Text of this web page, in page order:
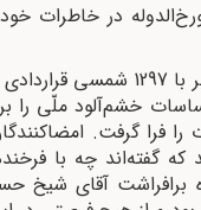
در خاطرات خود
«روز شنبه نهم اوت 1919
خشم‌آلود ملّى را
فرا گرفت.
که گفته‌اند چه با
برافراشت آقاى شیخ